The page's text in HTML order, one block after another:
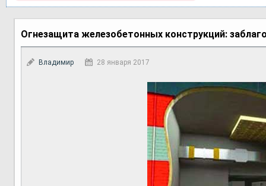
Огнезащита железобетонных конструкций:
Владимир 28 января 2017